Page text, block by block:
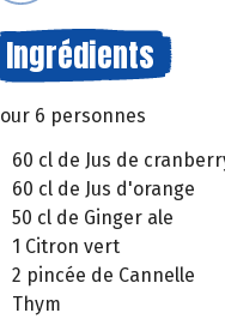
Ingrédients
6 personnes
60 cl de Jus de
60 cl de Jus d'orange
50 cl de Ginger ale
1 Citron vert
2 pincée de Cannelle
Thym